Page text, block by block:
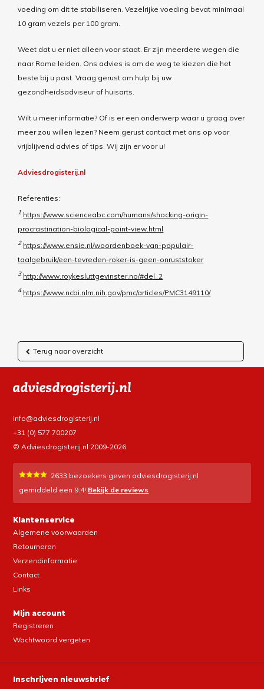
voeding om dit te stabiliseren. Vezelrijke voeding bevat minimaal
10 gram vezels per 100 gram.
Weet dat u er niet alleen voor staat. Er zijn meerdere wegen die
naar Rome leiden. Ons advies is om de weg te kiezen die het
beste bij u past. Vraag gerust om hulp bij uw
gezondheidsadviseur of huisarts.
Wilt u meer informatie? Of is er een onderwerp waar u graag over
meer zou willen lezen? Neem gerust contact met ons op voor
vrijblijvend advies of tips. Wij zijn er voor u!
Adviesdrogisterij.nl
Referenties:
1 https://www.scienceabc.com/humans/shocking-origin-
procrastination-biological-point-view.html
2 https://www.ensie.nl/woordenboek-van-populair-
taalgebruik/een-tevreden-roker-is-geen-onruststoker
3 http://www.roykesluttgevinster.no/#del_2
4 https://www.ncbi.nlm.nih.gov/pmc/articles/PMC3149110/
Terug naar overzicht
info@adviesdrogisterij.nl
+31 (0) 577 700207
© Adviesdrogisterij.nl 2009-2026
2633 bezoekers geven adviesdrogisterij.nl
gemiddeld een 9.4! Bekijk de reviews
Klantenservice
Algemene voorwaarden
Retourneren
Verzendinformatie
Contact
Links
Mijn account
Registreren
Wachtwoord vergeten
Inschrijven nieuwsbrief